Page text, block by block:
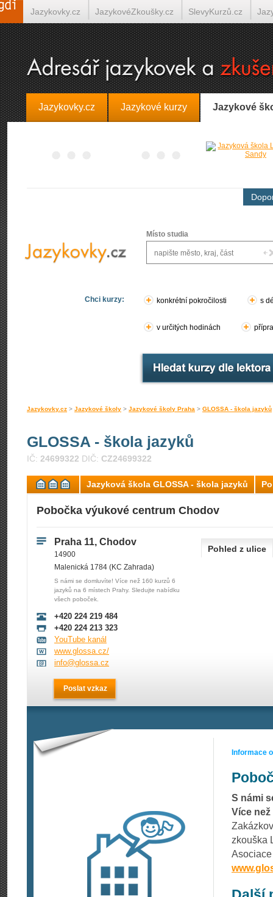
Jazykovky.cz Jazykové kurzy Jazykové
Místo studia
Chci kurzy: konkrétní pokročilosti s
v určitých hodinách
Jazykovky.cz > Jazykové školy > Jazykové školy Praha > GLOSSA - škola jazyků
GLOSSA - škola jazyků
IČ: 24699322 DIČ: CZ24699322
Jazyková škola GLOSSA - škola jazyků
Pobočka výukové centrum Chodov
Praha 11, Chodov
14900
Malenická 1784 (KC Zahrada)
S námi se domluvíte! Více než 160 kurzů 6
jazyků na 6 místech Prahy. Sledujte nabídku
všech poboček.
+420 224 219 484
+420 224 213 323
YouTube kanál
www.glossa.cz/
info@glossa.cz
Poslat vzkaz
Pohled z ulice
Informace
S námi
Více
zkouška
Jazykovky.cz JazykovéZkoušky.cz SlevyKurzů.cz
Španělština on-line Italština on-line Tlumočení-